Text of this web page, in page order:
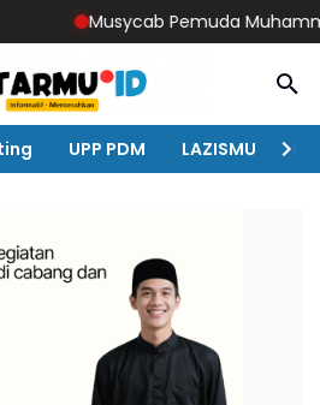
Musycab Pemuda
UPP PDM LAZISMU